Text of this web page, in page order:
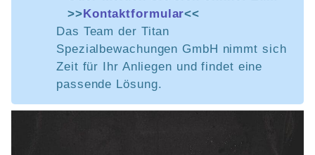
>> Kontaktformular<<
Das Team der Titan
Spezialbewachungen GmbH nimmt sich
Zeit für Ihr Anliegen und findet eine
passende Lösung.